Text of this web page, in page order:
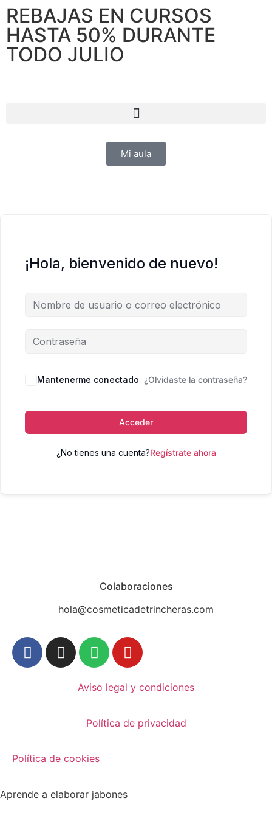
REBAJAS EN CURSOS
HASTA 50% DURANTE
TODO JULIO
Mi aula
¡Hola, bienvenido de nuevo!
Mantenerme conectado ¿Olvidaste la contraseña?
Acceder
¿No tienes una cuenta?Regístrate ahora
Colaboraciones
hola@cosmeticadetrincheras.com
Aviso legal y condiciones
Política de privacidad
Política de cookies
Aprende a elaborar jabones